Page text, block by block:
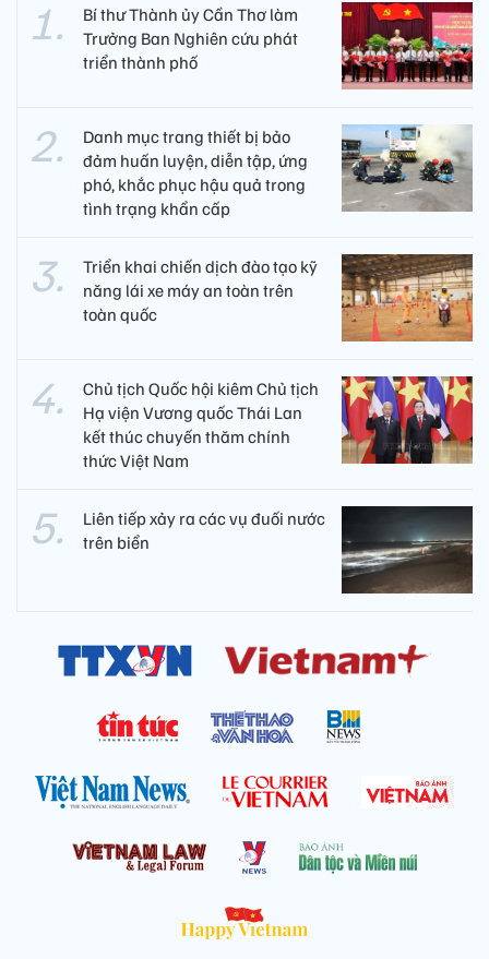
Bí thư Thành ủy Cần Thơ làm
Trưởng Ban Nghiên cứu phát
triển thành phố
Danh mục trang thiết bị bảo
đảm huấn luyện, diễn tập, ứng
phó, khắc phục hậu quả trong
tình trạng khẩn cấp
Triển khai chiến dịch đào tạo kỹ
năng lái xe máy an toàn trên
toàn quốc
Chủ tịch Quốc hội kiêm Chủ tịch
Hạ viện Vương quốc Thái Lan
kết thúc chuyến thăm chính
thức Việt Nam
Liên tiếp xảy ra các vụ đuối nước
trên biển